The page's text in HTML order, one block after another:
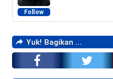
Follow
Yuk! Bagikan ...